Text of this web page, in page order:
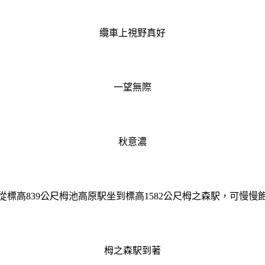
纜車上視野真好
一望無際
秋意濃
標高839公尺栂池高原駅坐到標高1582公尺栂之森駅，可慢慢
栂之森駅到著